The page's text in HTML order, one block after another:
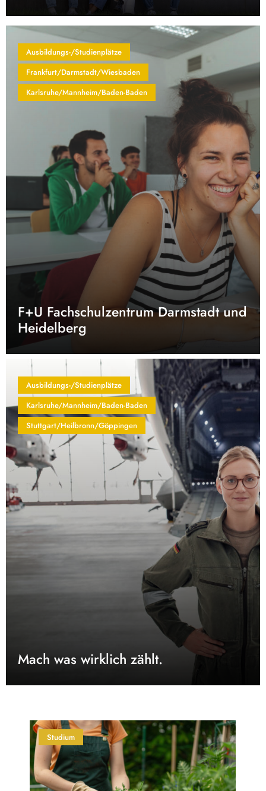
Ausbildungs-/Studienplätze
Frankfurt/Darmstadt/Wiesbaden
Karlsruhe/Mannheim/Baden-Baden
F+U Fachschulzentrum Darmstadt und
Heidelberg
Ausbildungs-/Studienplätze
Karlsruhe/Mannheim/Baden-Baden
Stuttgart/Heilbronn/Göppingen
Mach was wirklich zählt.
Studium